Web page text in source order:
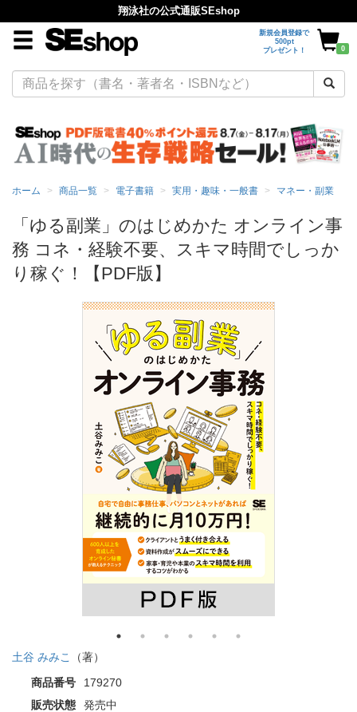
翔泳社の公式通販SEshop
新規会員登録で
500pt
プレゼント！
0
ホーム 商品一覧 電子書籍 実用・趣味・一般書 マネー・副業
「ゆる副業」のはじめかた オンライン事
務 コネ・経験不要、スキマ時間でしっか
り稼ぐ！【PDF版】
土谷 みみこ
（著）
商品番号
179270
販売状態
発売中